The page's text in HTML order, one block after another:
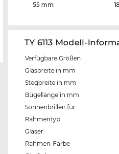
55 mm
TY 6113 Modell-
Verfügbare Größen
Glasbreite in mm
Stegbreite in mm
Bügellänge in mm
Sonnenbrillen für
Rahmentyp
Gläser
Rahmen-Farbe